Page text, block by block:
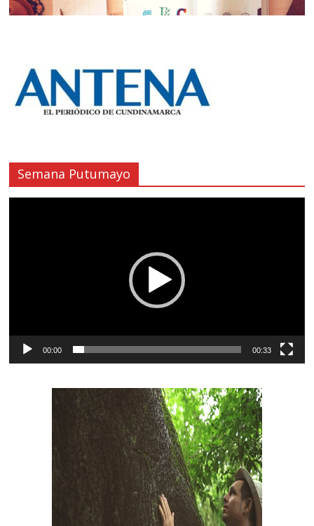
Semana Putumayo
00:00 00:33